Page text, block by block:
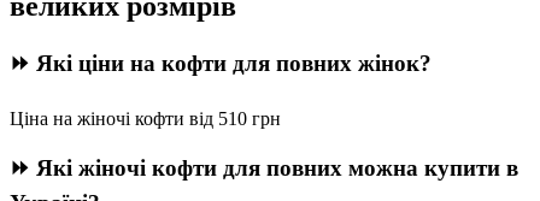
⏩ Які ціни на кофти для повних жінок?
Ціна на жіночі кофти від 510 грн
⏩ Які жіночі кофти для повних можна купити в